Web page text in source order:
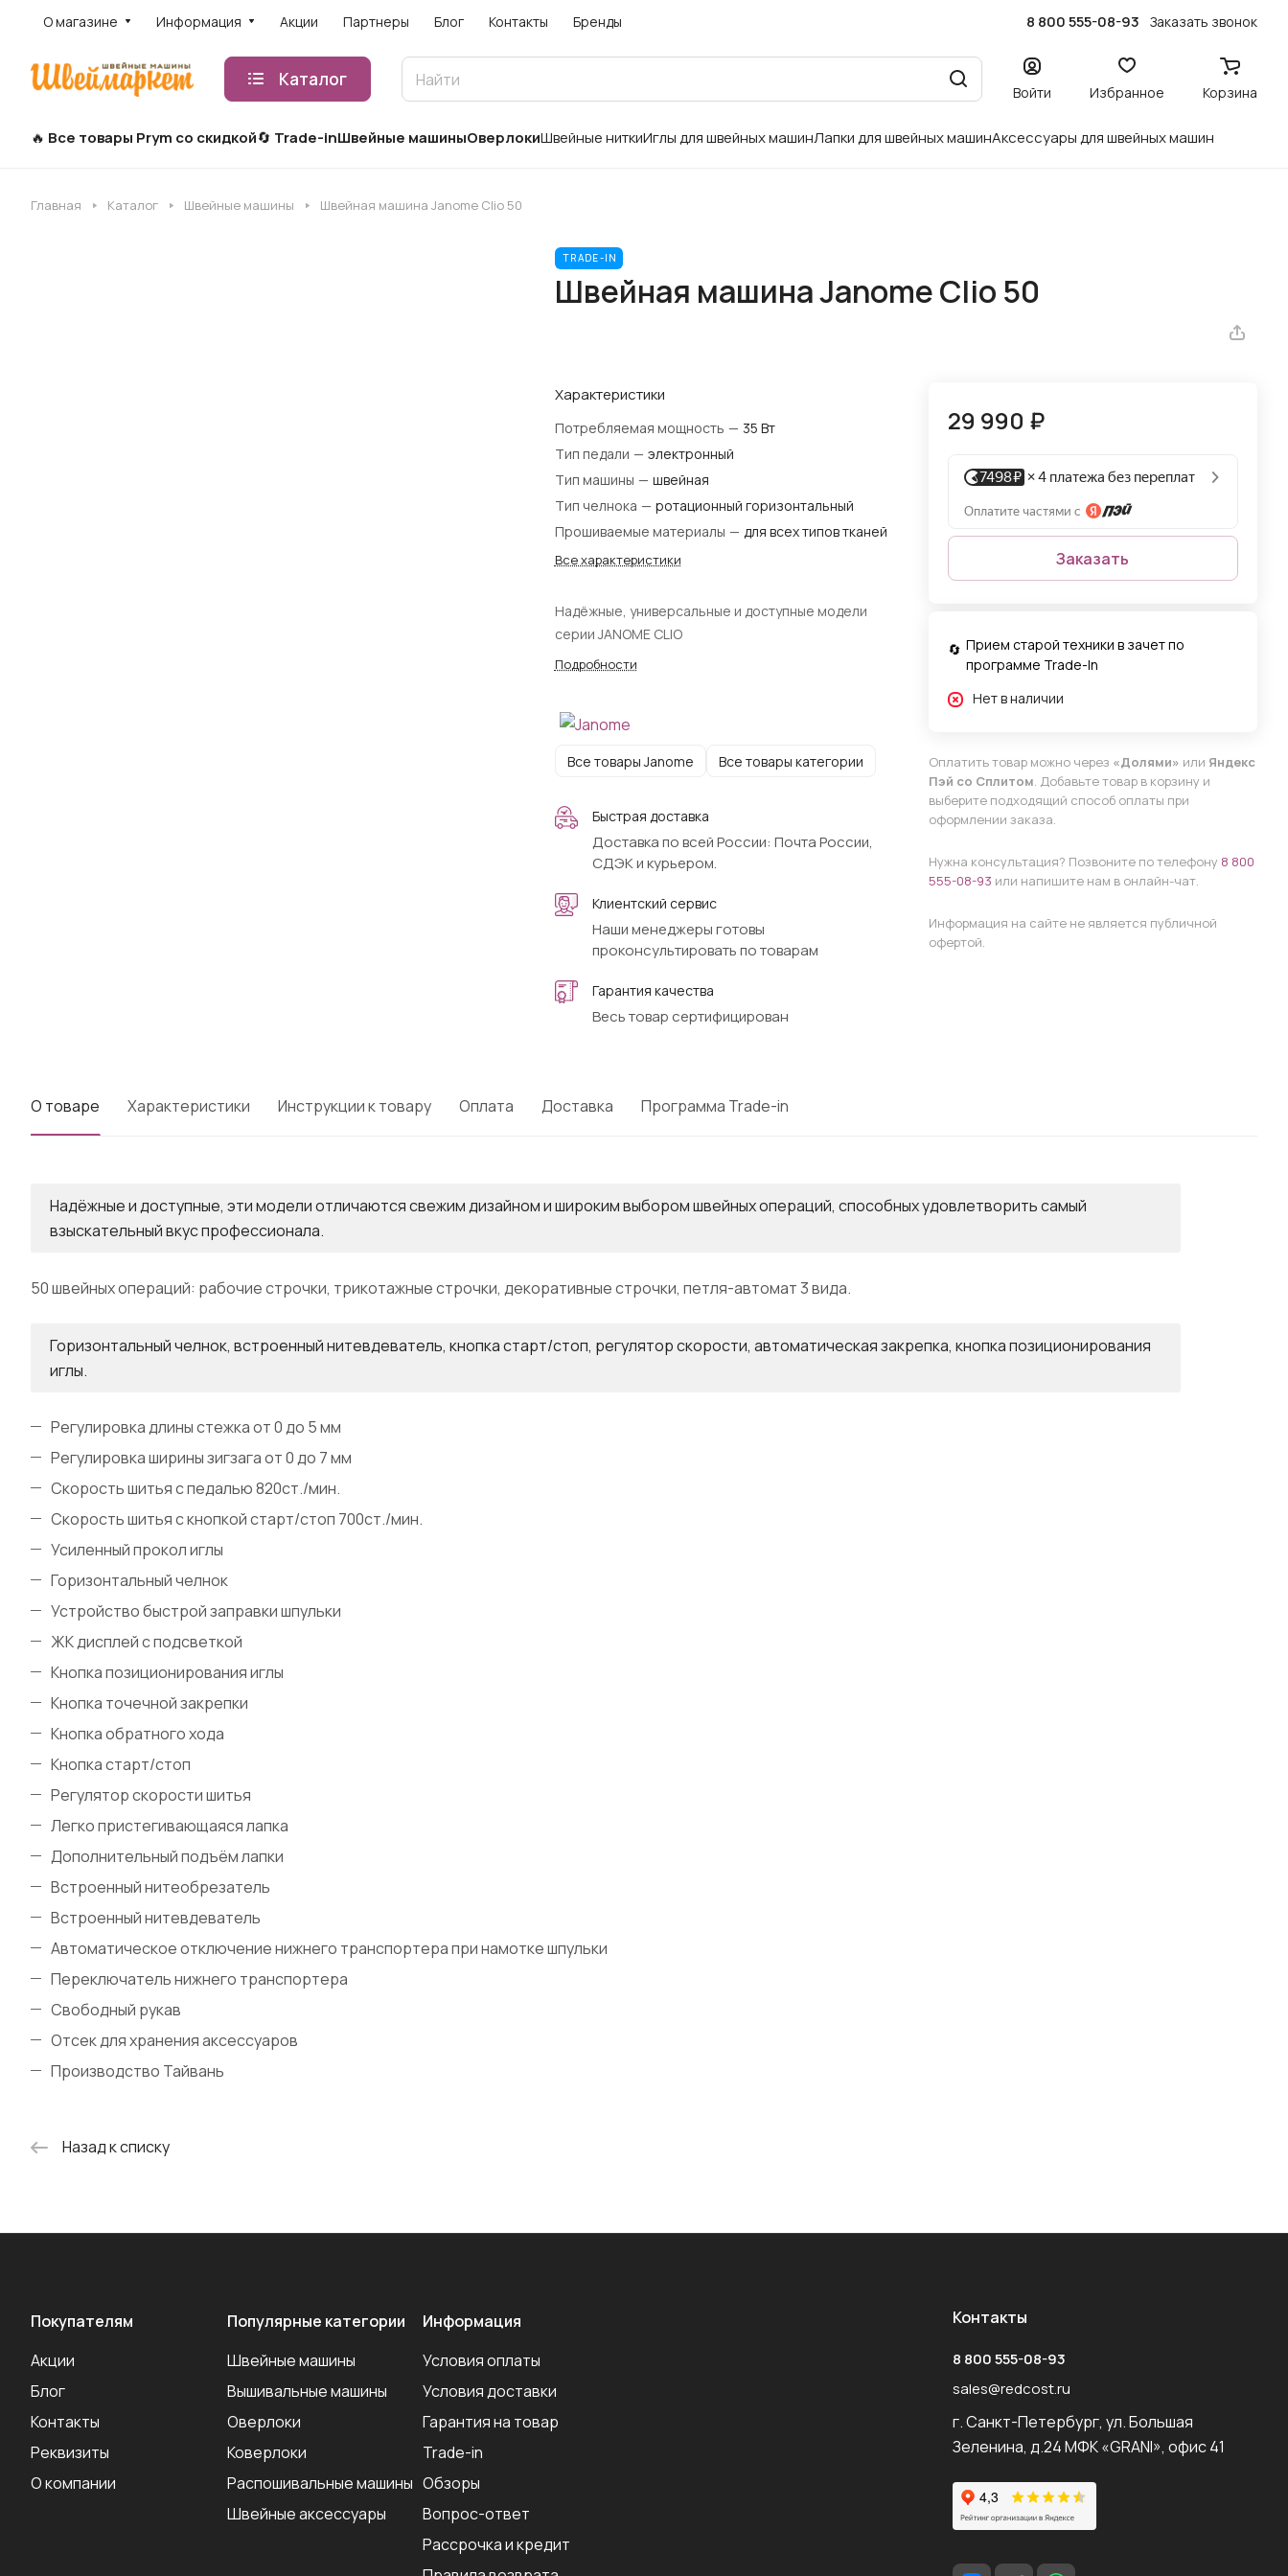
О магазине Информация Акции Партнеры Блог Контакты Бренды 8 800 555-08-93 Заказать звонок
Каталог
Войти Избранное Корзина
Все товары Prym со скидкой Trade-inШвейные машиныОверлокиШвейные ниткиИглы для швейных машинЛапки для швейных машинАксессуары для швейных машин
Главная Каталог Швейные машины Швейная машина Janome Clio 50
TRADE-IN
Швейная машина Janome Clio 50
Характеристики
Потребляемая мощность — 35 Вт
Тип педали — электронный
Тип машины — швейная
Тип челнока — ротационный горизонтальный
Прошиваемые материалы — для всех типов тканей
Все характеристики
Надёжные, универсальные и доступные модели
серии JANOME CLIO
Подробности
Все товары Janome Все товары категории
Быстрая доставка
Доставка по всей России: Почта России,
СДЭК и курьером.
Клиентский сервис
Наши менеджеры готовы
проконсультировать по товарам
Гарантия качества
Весь товар сертифицирован
29 990 ₽
Заказать
Прием старой техники в зачет по
программе Trade-In
Нет в наличии
Оплатить товар можно через «Долями» или Яндекс
Пэй со Сплитом. Добавьте товар в корзину и
выберите подходящий способ оплаты при
оформлении заказа.
Нужна консультация? Позвоните по телефону 8 800
555-08-93 или напишите нам в онлайн-чат.
Информация на сайте не является публичной
офертой.
О товаре Характеристики Инструкции к товару Оплата Доставка Программа Trade-in
Надёжные и доступные, эти модели отличаются свежим дизайном и широким выбором швейных операций, способных удовлетворить самый
взыскательный вкус профессионала.
50 швейных операций: рабочие строчки, трикотажные строчки, декоративные строчки, петля-автомат 3 вида.
Горизонтальный челнок, встроенный нитевдеватель, кнопка старт/стоп, регулятор скорости, автоматическая закрепка, кнопка позиционирования
иглы.
Регулировка длины стежка от 0 до 5 мм
Регулировка ширины зигзага от 0 до 7 мм
Скорость шитья с педалью 820ст./мин.
Скорость шитья с кнопкой старт/стоп 700ст./мин.
Усиленный прокол иглы
Горизонтальный челнок
Устройство быстрой заправки шпульки
ЖК дисплей с подсветкой
Кнопка позиционирования иглы
Кнопка точечной закрепки
Кнопка обратного хода
Кнопка старт/стоп
Регулятор скорости шитья
Легко пристегивающаяся лапка
Дополнительный подъём лапки
Встроенный нитеобрезатель
Встроенный нитевдеватель
Автоматическое отключение нижнего транспортера при намотке шпульки
Переключатель нижнего транспортера
Свободный рукав
Отсек для хранения аксессуаров
Производство Тайвань
Назад к списку
Покупателям
Акции
Блог
Контакты
Реквизиты
О компании
Популярные категории
Швейные машины
Вышивальные машины
Оверлоки
Коверлоки
Распошивальные машины
Швейные аксеcсуары
Информация
Условия оплаты
Условия доставки
Гарантия на товар
Trade-in
Обзоры
Вопрос-ответ
Рассрочка и кредит
Контакты
8 800 555-08-93
sales@redcost.ru
г. Санкт-Петербург, ул. Большая
Зеленина, д.24 МФК «GRANI», офис 41